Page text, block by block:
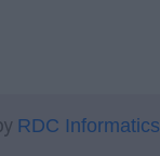
RDC Informatics